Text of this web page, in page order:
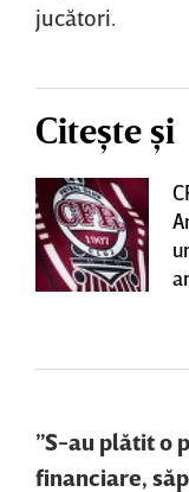
jucători.
Citește și
”S-au plătit o
financiare,